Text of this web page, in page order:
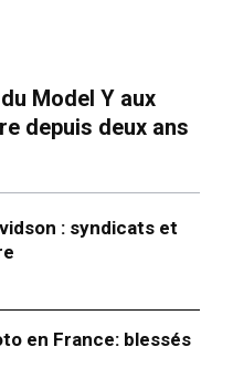
Model Y aux
depuis deux ans
: syndicats et
en France: blessés